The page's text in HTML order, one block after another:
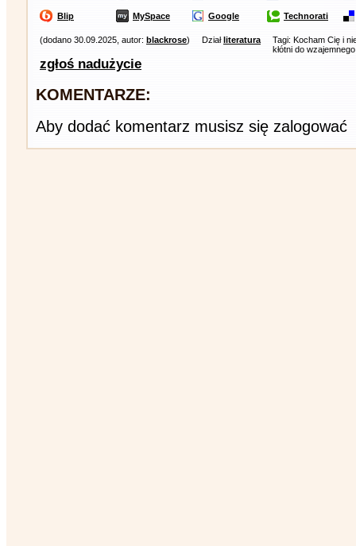
Blip MySpace Google Technorati
(dodano 30.09.2025, autor: blackrose) Działliteratura
Tagi: Kocham Cię i
kłótni do
zgłoś nadużycie
KOMENTARZE:
Aby dodać komentarz musisz się zalogować